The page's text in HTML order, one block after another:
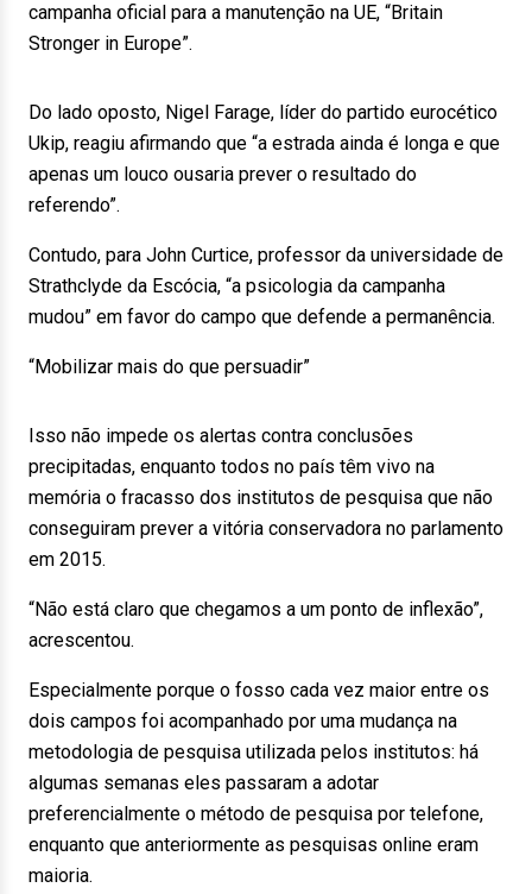
campanha oficial para a manutenção na UE, “Britain
Stronger in Europe”.
Do lado oposto, Nigel Farage, líder do partido eurocético
Ukip, reagiu afirmando que “a estrada ainda é longa e que
apenas um louco ousaria prever o resultado do
referendo”.
Contudo, para John Curtice, professor da universidade de
Strathclyde da Escócia, “a psicologia da campanha
mudou” em favor do campo que defende a permanência.
“Mobilizar mais do que persuadir”
Isso não impede os alertas contra conclusões
precipitadas, enquanto todos no país têm vivo na
memória o fracasso dos institutos de pesquisa que não
conseguiram prever a vitória conservadora no parlamento
em 2015.
“Não está claro que chegamos a um ponto de inflexão”,
acrescentou.
Especialmente porque o fosso cada vez maior entre os
dois campos foi acompanhado por uma mudança na
metodologia de pesquisa utilizada pelos institutos: há
algumas semanas eles passaram a adotar
preferencialmente o método de pesquisa por telefone,
enquanto que anteriormente as pesquisas online eram
maioria.